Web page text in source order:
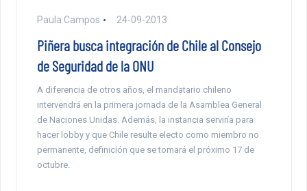
Paula Campos 24-09-2013
Piñera busca integración de Chile al Consejo
de Seguridad de la ONU
A diferencia de otros años, el mandatario chileno
intervendrá en la primera jornada de la Asamblea General
de Naciones Unidas. Además, la instancia serviría para
hacer lobby y que Chile resulte electo como miembro no
permanente, definición que se tomará el próximo 17 de
octubre.